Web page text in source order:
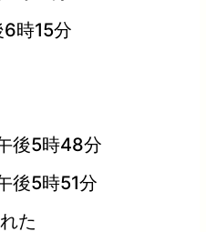
時15分
後5時48分
後5時51分
た